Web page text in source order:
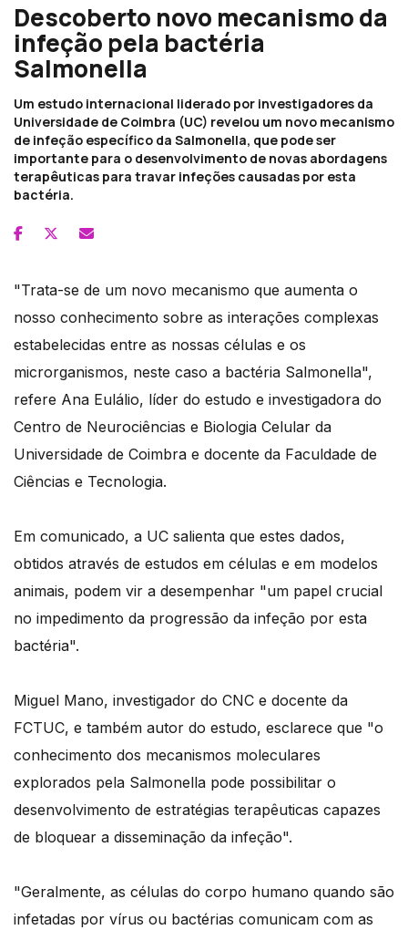
Descoberto novo mecanismo da
infeção pela bactéria
Salmonella
Um estudo internacional liderado por investigadores da
Universidade de Coimbra (UC) revelou um novo mecanismo
de infeção específico da Salmonella, que pode ser
importante para o desenvolvimento de novas abordagens
terapêuticas para travar infeções causadas por esta
bactéria.
"Trata-se de um novo mecanismo que aumenta o
nosso conhecimento sobre as interações complexas
estabelecidas entre as nossas células e os
microrganismos, neste caso a bactéria Salmonella",
refere Ana Eulálio, líder do estudo e investigadora do
Centro de Neurociências e Biologia Celular da
Universidade de Coimbra e docente da Faculdade de
Ciências e Tecnologia.
Em comunicado, a UC salienta que estes dados,
obtidos através de estudos em células e em modelos
animais, podem vir a desempenhar "um papel crucial
no impedimento da progressão da infeção por esta
bactéria".
Miguel Mano, investigador do CNC e docente da
FCTUC, e também autor do estudo, esclarece que "o
conhecimento dos mecanismos moleculares
explorados pela Salmonella pode possibilitar o
desenvolvimento de estratégias terapêuticas capazes
de bloquear a disseminação da infeção".
"Geralmente, as células do corpo humano quando são
infetadas por vírus ou bactérias comunicam com as